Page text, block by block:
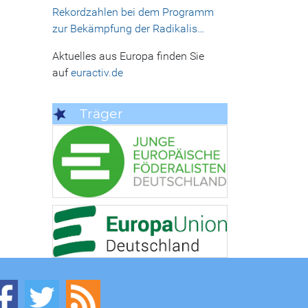
Rekordzahlen bei dem Programm
zur Bekämpfung der Radikalis…
Aktuelles aus Europa finden Sie
aufeuractiv.de
Träger